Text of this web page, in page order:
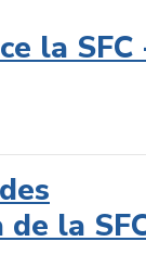
la SFC
la